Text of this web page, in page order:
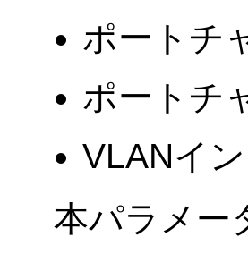
ポートチ
ポートチ
VLANイ
本パラメー